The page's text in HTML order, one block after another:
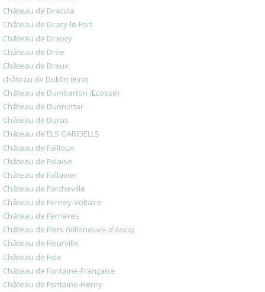
Château de Dracula
Château de Dracy-le-Fort
Château de Drancy
Château de Drée
Château de Dreux
château de Dublin (Eire)
Château de Dumbarton (Ecosse)
Château de Dunnottar
Château de Duras
Château de ELS GARIDELLS
Château de Failloux
Château de Falaise
Château de Fallavier
Château de Farcheville
Château de Ferney-Voltaire
Château de Ferrières
Château de Flers (Villeneuve-d'Ascq)
Château de Fleurville
Château de Foix
Château de Fontaine-Française
Château de Fontaine-Henry